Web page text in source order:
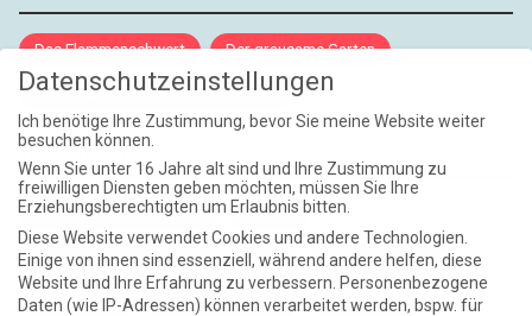
Das Flammenschwert Der grausame Garten
NIEMALS UND AUCH DANN NICHT
Weite Reisen
Atlantische Turbulenzen DIE ELF
Die Zeit der Ringelblumen ist vorbei Europa im Kopf
Fast am Ziel Frühling in Florenz In der Blase
Datenschutzeinstellungen
Ich benötige Ihre Zustimmung, bevor Sie meine Website weiter
besuchen können.
Wenn Sie unter 16 Jahre alt sind und Ihre Zustimmung zu
freiwilligen Diensten geben möchten, müssen Sie Ihre
Erziehungsberechtigten um Erlaubnis bitten.
Diese Website verwendet Cookies und andere Technologien.
Einige von ihnen sind essenziell, während andere helfen, diese
Website und Ihre Erfahrung zu verbessern. Personenbezogene
Daten (wie IP-Adressen) können verarbeitet werden, bspw. für